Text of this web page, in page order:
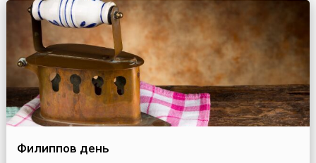
Филиппов день